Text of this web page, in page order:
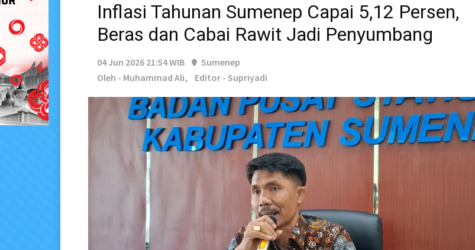
Inflasi Tahunan Sumenep Capai 5,12 Persen,
Beras dan Cabai Rawit Jadi Penyumbang
04 Jun 2026 21:54 WIB
Sumenep
Oleh - Muhammad Ali,
Editor - Supriyadi